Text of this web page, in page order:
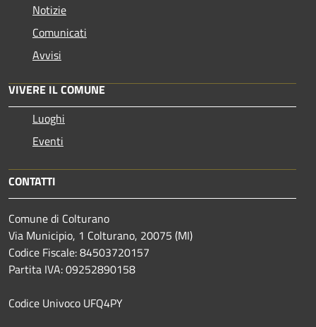
Notizie
Comunicati
Avvisi
VIVERE IL COMUNE
Luoghi
Eventi
CONTATTI
Comune di Colturano
Via Municipio, 1 Colturano, 20075 (MI)
Codice Fiscale: 84503720157
Partita IVA: 09252890158
Codice Univoco UFQ4PY